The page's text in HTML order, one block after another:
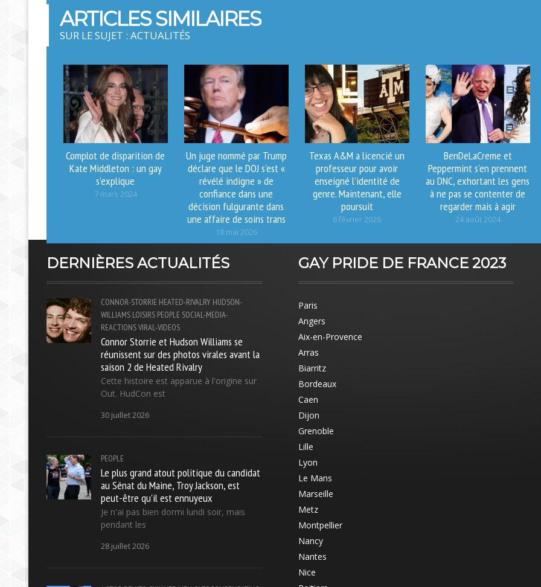
ARTICLES SIMILAIRES
SUR LE SUJET : ACTUALITÉS
Complot de disparition de
Kate Middleton : un gay
s’explique
7 mars 2024
Un juge nommé par Trump
déclare que le DOJ s'est «
révélé indigne » de
confiance dans une
décision fulgurante dans
une affaire de soins trans
18 mai 2026
Texas A&M a licencié un
professeur pour avoir
enseigné l'identité de
genre. Maintenant, elle
poursuit
6 février 2026
BenDeLaCreme et
Peppermint s'en prennent
au DNC, exhortant les gens
à ne pas se contenter de
regarder mais à agir
24 août 2024
DERNIÈRES ACTUALITÉS
CONNOR-STORRIE HEATED-RIVALRY HUDSON-
WILLIAMS LOISIRS PEOPLE SOCIAL-MEDIA-
REACTIONSVIRAL-VIDEOS
Connor Storrie et Hudson Williams se
réunissent sur des photos virales avant la
saison 2 de Heated Rivalry
Cette histoire est apparue à l'origine sur
Out. HudCon est
30 juillet 2026
PEOPLE
Le plus grand atout politique du candidat
au Sénat du Maine, Troy Jackson, est
peut-être qu'il est ennuyeux
Je n'ai pas bien dormi lundi soir, mais
pendant les
28 juillet 2026
GAY PRIDE DE FRANCE 2023
Paris
Angers
Aix-en-Provence
Arras
Biarritz
Bordeaux
Caen
Dijon
Grenoble
Lille
Lyon
Le Mans
Marseille
Metz
Montpellier
Nancy
Nantes
Nice